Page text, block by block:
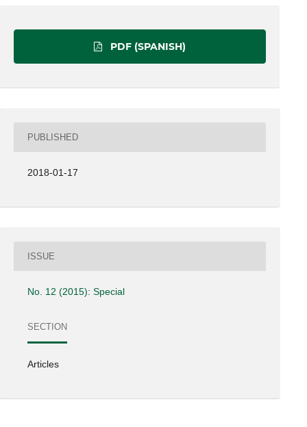
PDF (SPANISH)
PUBLISHED
2018-01-17
ISSUE
No. 12 (2015): Special
SECTION
Articles